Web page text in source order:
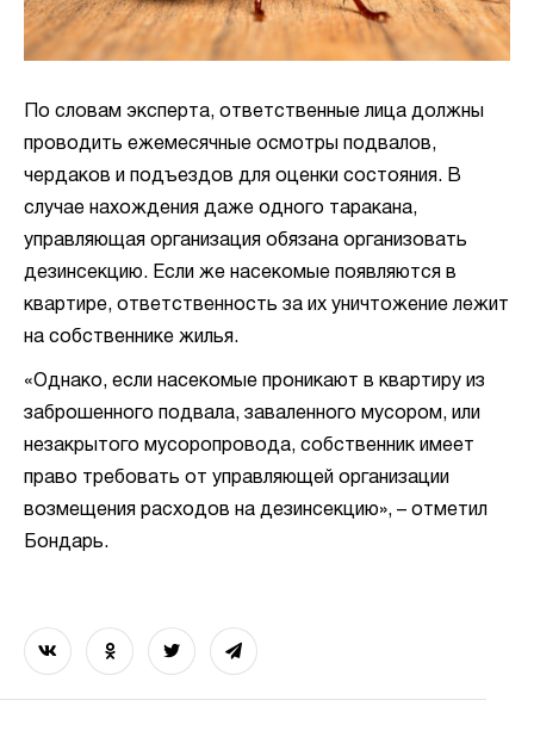
По словам эксперта, ответственные лица должны
проводить ежемесячные осмотры подвалов,
чердаков и подъездов для оценки состояния. В
случае нахождения даже одного таракана,
управляющая организация обязана организовать
дезинсекцию. Если же насекомые появляются в
квартире, ответственность за их уничтожение лежит
на собственнике жилья.
«Однако, если насекомые проникают в квартиру из
заброшенного подвала, заваленного мусором, или
незакрытого мусоропровода, собственник имеет
право требовать от управляющей организации
возмещения расходов на дезинсекцию», – отметил
Бондарь.